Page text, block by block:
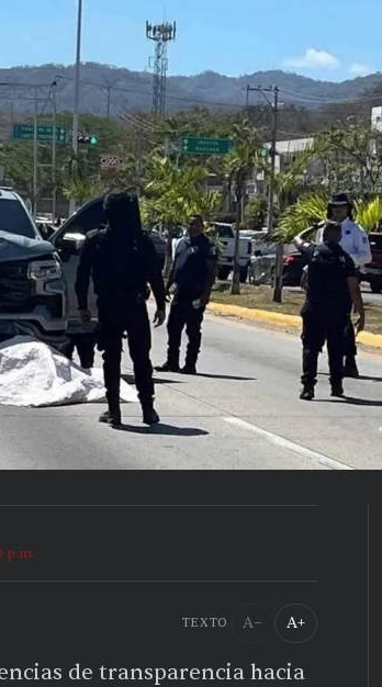
p.m.
TEXTO A− A+
de transparencia hacia